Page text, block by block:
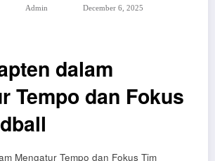
Admin December 6, 2025
dalam
Tempo dan Fokus
Mengatur Tempo dan Fokus Tim